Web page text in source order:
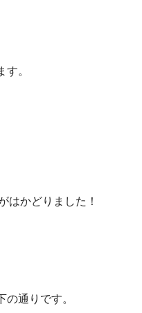
。
はかどりました！
通りです。